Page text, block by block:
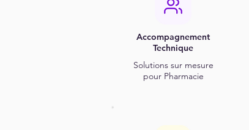
Accompagnement
Technique
Solutions sur mesure
pour Pharmacie